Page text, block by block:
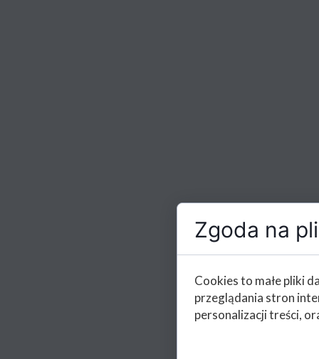
Zgoda na
Cookies to małe pliki
przeglądania stron
personalizacji treści,